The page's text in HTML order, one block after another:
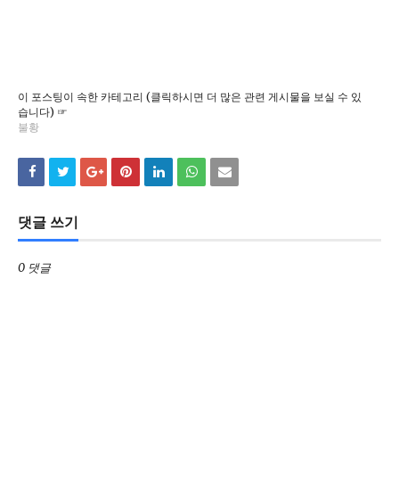
이 포스팅이 속한 카테고리 (클릭하시면 더 많은 관련 게시물을 보실 수 있
습니다) ☞
불황
댓글 쓰기
0 댓글